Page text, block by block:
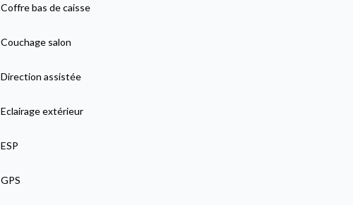
Coffre bas de caisse
Couchage salon
Direction assistée
Eclairage extérieur
ESP
GPS